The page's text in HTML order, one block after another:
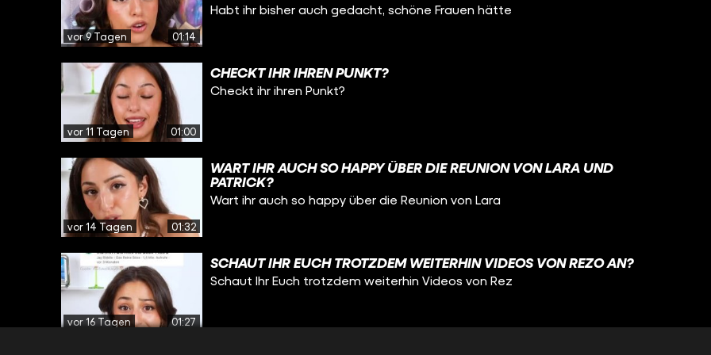
vor 9 Tagen 01:14
Habt ihr bisher auch gedacht, schöne Frauen hätte
vor 11 Tagen 01:00
CHECKT IHR IHREN PUNKT?
Checkt ihr ihren Punkt?
vor 14 Tagen 01:32
WART IHR AUCH SO HAPPY ÜBER DIE REUNION VON LARA UND
PATRICK?
Wart ihr auch so happy über die Reunion von Lara
vor 16 Tagen 01:27
SCHAUT IHR EUCH TROTZDEM WEITERHIN VIDEOS VON REZO AN?
Schaut Ihr Euch trotzdem weiterhin Videos von Rez